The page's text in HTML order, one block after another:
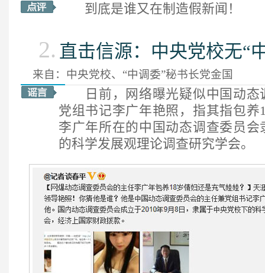
到底是谁又在制造假新闻！
2. 直击信源：中央党校无“
来自：中央党校、“中调委”秘书长党金国
日前，网络曝光疑似中国动态
党组书记李广年艳照，指其指包养
李广年所在的中国动态调查委员会
的科学发展观理论调查研究学会。